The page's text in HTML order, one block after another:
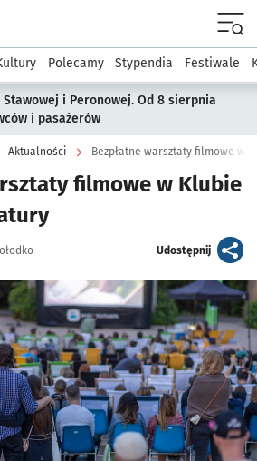
podserwis: Kultura
Polecamy Stypendia Festiwale
i Peronowej. Od 8 sierpnia
i pasażerów
Aktualności Bezpłatne warsztaty filmowe w
filmowe w Klubie
Udostępnijartykuł